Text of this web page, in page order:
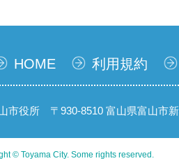
HOME 利用規約
市役所 〒930-8510 富山県富山市
© Toyama City. Some rights reserved.